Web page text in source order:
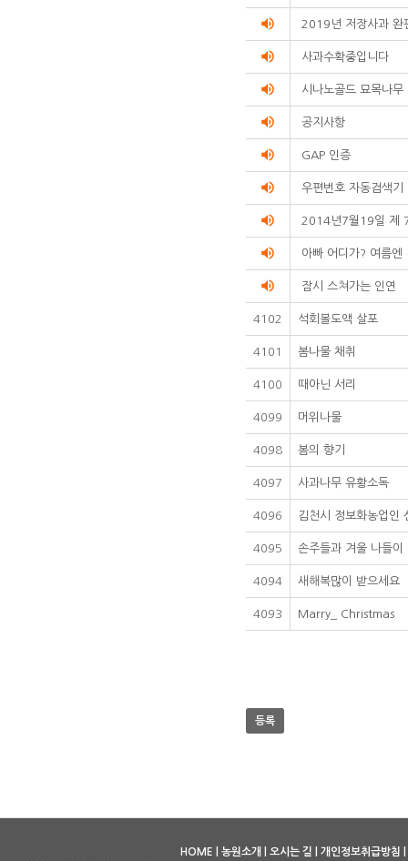
volume_up 2019년 저장사과 완
volume_up 사과수확중입니다
volume_up 시나노골드 묘목나무
volume_up 공지사항
volume_up GAP 인증
volume_up 우편번호 자동검
volume_up 2014년7월19일 제
volume_up 아빠 어디가? 여름엔
volume_up 잠시 스쳐가는 인연
4102 석회볼도액 살포
4101 봄나물 채취
4100 때아닌 서리
4099 머위나물
4098 봄의 향기
4097 사과나무 유황소독
4096 김천시 정보화농업인
4095 손주들과 겨울 나들이
4094 새해복많이 받으세요
4093 Marry_ Christmas
등록
HOME 농원소개 오시는 길 개인정보취급방침